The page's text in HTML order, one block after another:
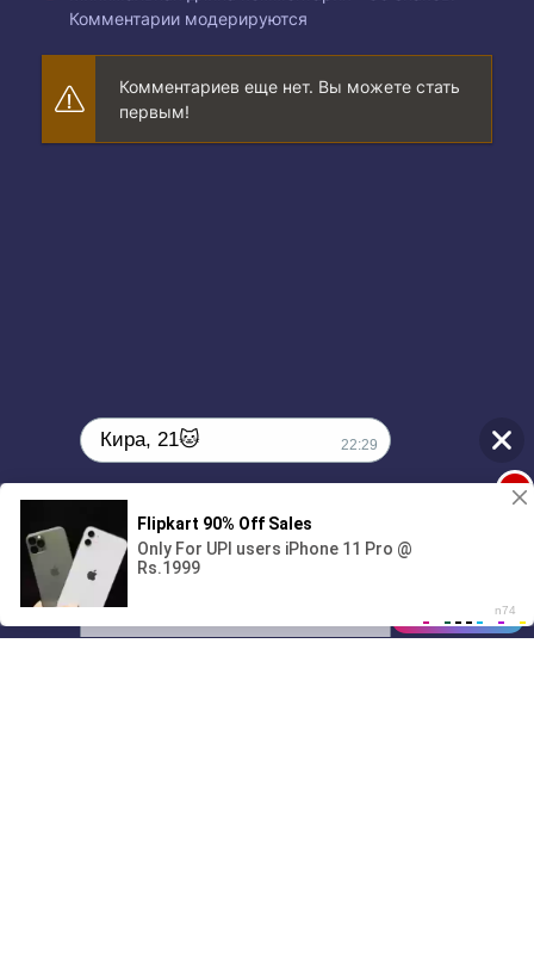
Комментарии модерируются
Комментариев еще нет. Вы можете стать
первым!
01/07
00:00
Кира, 21🐱 22:29
Поиграешь со мной? 💖🐾
1